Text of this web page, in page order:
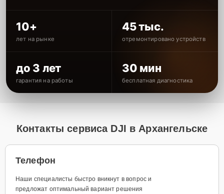
10+
лет на рынке
45 тыс.
отремонтировано устройств
до 3 лет
гарантия на работы
30 мин
бесплатная диагностика
Контакты сервиса DJI в Архангельске
Телефон
Наши специалисты быстро вникнут в вопрос и
предложат оптимальный вариант решения